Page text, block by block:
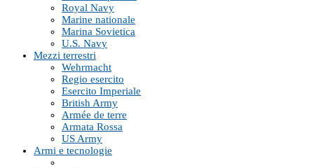
Royal Navy
Marine nationale
Marina Sovietica
U.S. Navy
Mezzi terrestri
Wehrmacht
Regio esercito
Esercito Imperiale
British Army
Armée de terre
Armata Rossa
US Army
Armi e tecnologie